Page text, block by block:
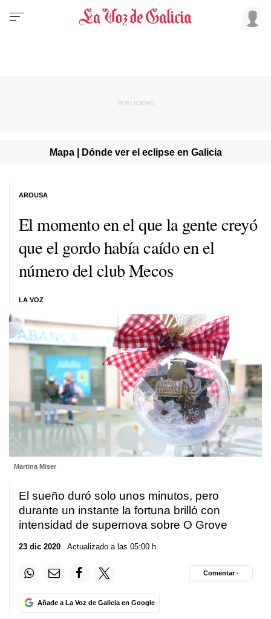
Mapa | Dónde ver el eclipse en Galicia
El momento en el que la gente creyó
que el gordo había caído en el
número del club Mecos
LA VOZ
AROUSA
Martina Miser
El sueño duró solo unos minutos, pero
durante un instante la fortuna brilló con
intensidad de supernova sobre O Grove
23 dic 2020 . Actualizado a las 05:00 h.
Añade a La Voz de Galicia en Google
Comentar ·